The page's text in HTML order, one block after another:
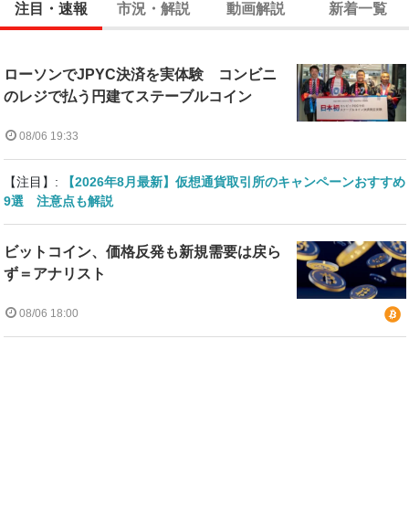
注目・速報 市況・解説 動画解説 新着一覧
ローソンでJPYC決済を実体験 コンビニ
のレジで払う円建てステーブルコイン
08/06 19:33
【注目】:
【2026年8月最新】仮想通貨取引所のキャンペーンおすすめ
9選 注意点も解説
ビットコイン、価格反発も新規需要は戻ら
ず＝アナリスト
08/06 18:00